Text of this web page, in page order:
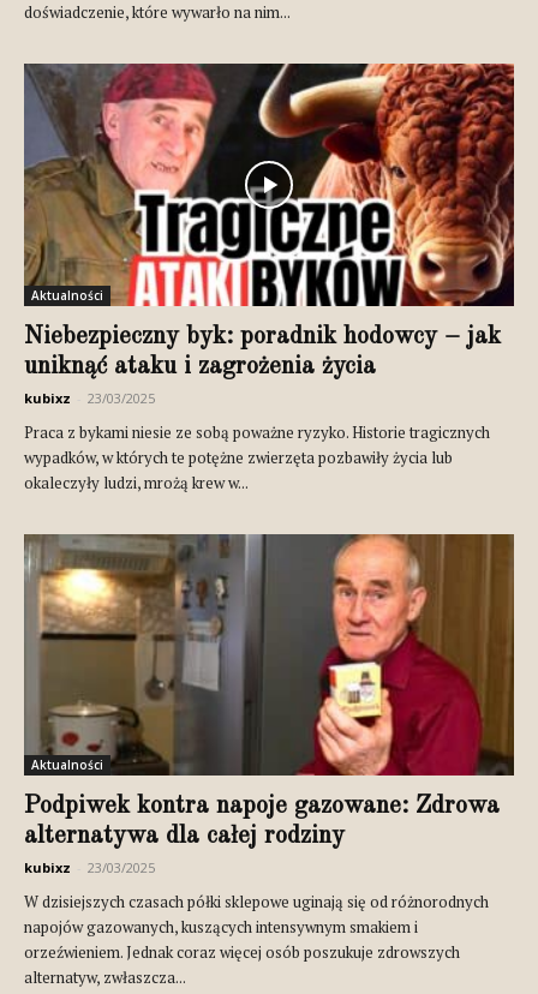
doświadczenie, które wywarło na nim...
Aktualności
Niebezpieczny byk: poradnik hodowcy – jak
uniknąć ataku i zagrożenia życia
kubixz 23/03/2025
Praca z bykami niesie ze sobą poważne ryzyko. Historie tragicznych
wypadków, w których te potężne zwierzęta pozbawiły życia lub
okaleczyły ludzi, mrożą krew w...
Aktualności
Podpiwek kontra napoje gazowane: Zdrowa
alternatywa dla całej rodziny
kubixz 23/03/2025
W dzisiejszych czasach półki sklepowe uginają się od różnorodnych
napojów gazowanych, kuszących intensywnym smakiem i
orzeźwieniem. Jednak coraz więcej osób poszukuje zdrowszych
alternatyw, zwłaszcza...